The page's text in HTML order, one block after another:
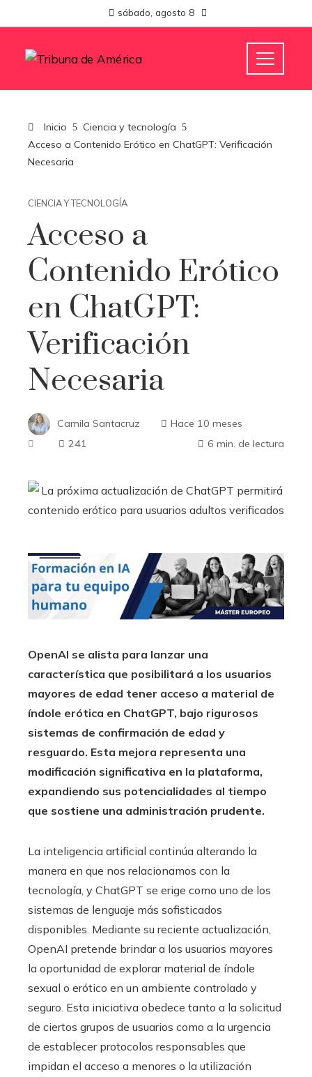
sábado, agosto 8
Inicio
Ciencia y tecnología
Acceso a Contenido Erótico en ChatGPT: Verificación
Necesaria
CIENCIA Y TECNOLOGÍA
Acceso a
Contenido Erótico
en ChatGPT:
Verificación
Necesaria
Camila Santacruz
Hace 10 meses
241
6 min. de lectura
OpenAI se alista para lanzar una
característica que posibilitará a los usuarios
mayores de edad tener acceso a material de
índole erótica en ChatGPT, bajo rigurosos
sistemas de confirmación de edad y
resguardo. Esta mejora representa una
modificación significativa en la plataforma,
expandiendo sus potencialidades al tiempo
que sostiene una administración prudente.
La inteligencia artificial continúa alterando la
manera en que nos relacionamos con la
tecnología, y ChatGPT se erige como uno de los
sistemas de lenguaje más sofisticados
disponibles. Mediante su reciente actualización,
OpenAI pretende brindar a los usuarios mayores
la oportunidad de explorar material de índole
sexual o erótico en un ambiente controlado y
seguro. Esta iniciativa obedece tanto a la solicitud
de ciertos grupos de usuarios como a la urgencia
de establecer protocolos responsables que
impidan el acceso a menores o la utilización